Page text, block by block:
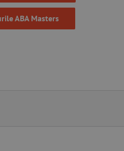
ABA Masters